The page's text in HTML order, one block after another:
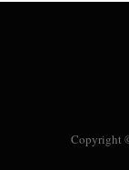
Copyright